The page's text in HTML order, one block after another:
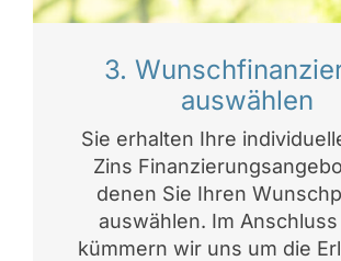
3.
auswählen
Sie erhalten Ihre
Zins
denen Sie Ihren
auswählen. Im
kümmern wir uns um die